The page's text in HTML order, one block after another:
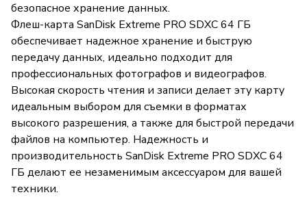
безопасное хранение данных.
Флеш-карта SanDisk Extreme PRO SDXC 64 ГБ
обеспечивает надежное хранение и быструю
передачу данных, идеально подходит для
профессиональных фотографов и видеографов.
Высокая скорость чтения и записи делает эту карту
идеальным выбором для съемки в форматах
высокого разрешения, а также для быстрой передачи
файлов на компьютер. Надежность и
производительность SanDisk Extreme PRO SDXC 64
ГБ делают ее незаменимым аксессуаром для вашей
техники.